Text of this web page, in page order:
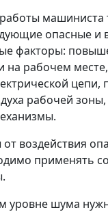
машиниста
опасные и
факторы:
на рабочем
цепи,
рабочей
воздействия
применять
уровне шума